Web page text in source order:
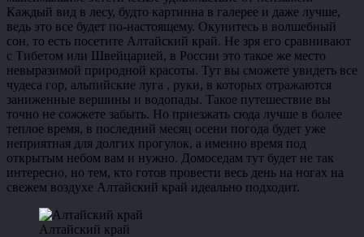
Каждый вид в лесу, будто картинна в галерее и даже лучше,
ведь это все будет по-настоящему. Окунитесь в волшебный
сон, то есть посетите Алтайский край. Не зря его сравнивают
с Тибетом или Швейцарией, в России это такое же место
невыразимой природной красоты. Тут вы сможете увидеть все
чудеса гор, альпийские луга , руки, в которых отражаются
заниженные вершины и водопады. Такое путешествие вы
точно не сожжете забыть. Но приезжать сюда лучше в более
теплое время, в последний месяц осени погода будет уже
неприятная для долгих прогулок, а именно время под
открытым небом вам и нужно. Домоседам тут будет не так
интересно, но тем, кто готов провести весь день на ногах на
свежем воздухе Алтайский край идеально подходит.
Алтайский край